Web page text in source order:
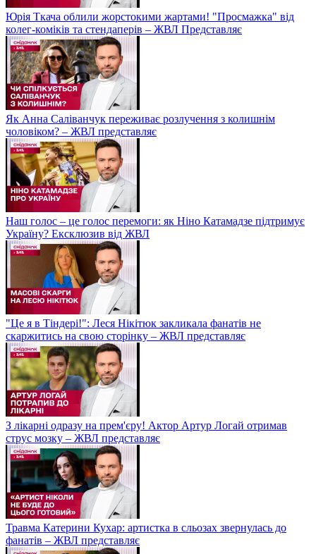
Юрія Ткача облили жорстокими жартами! "Просмажка" від
колег-коміків та стендаперів – ЖВЛ Представляє
Як Анна Саліванчук переживає розлучення з колишнім
чоловіком? – ЖВЛ представляє
Наш голос – це голос перемоги: як Ніно Катамадзе підтримує
Україну? Ексклюзив від ЖВЛ
"Це я в Тіндері!": Леся Нікітюк закликала фанатів не
скаржитись на свою сторінку – ЖВЛ представляє
З лікарні одразу на прем'єру! Актор Артур Логай отримав
струс мозку – ЖВЛ представляє
Травма Катерини Кухар: артистка в сльозах звернулась до
фанатів – ЖВЛ представляє